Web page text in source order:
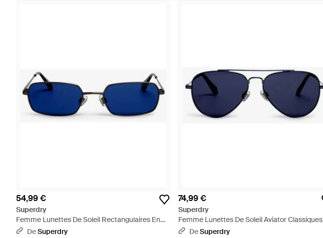
54,99 €
Superdry
Femme Lunettes De Soleil Rectangulaires En
Métal Taille: 1Taille - Bleu
DeSuperdry
74,99 €
Superdry
Femme Lunettes De Soleil Aviator Classiques
Taille: 1Taille - Bleu
DeSuperdry